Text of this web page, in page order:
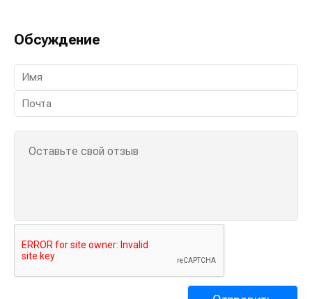
Обсуждение